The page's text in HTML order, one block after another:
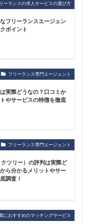
ーランスの求人サービスの選び方
なフリーランスエージェン
ポイント
フリーランス専門エージェント
実際どうなの？口コミか
やサービスの特徴を徹底
フリーランス専門エージェント
ツリー）の評判は実際ど
ら分かるメリットやサー
調査！
におすすめのマッチングサービス